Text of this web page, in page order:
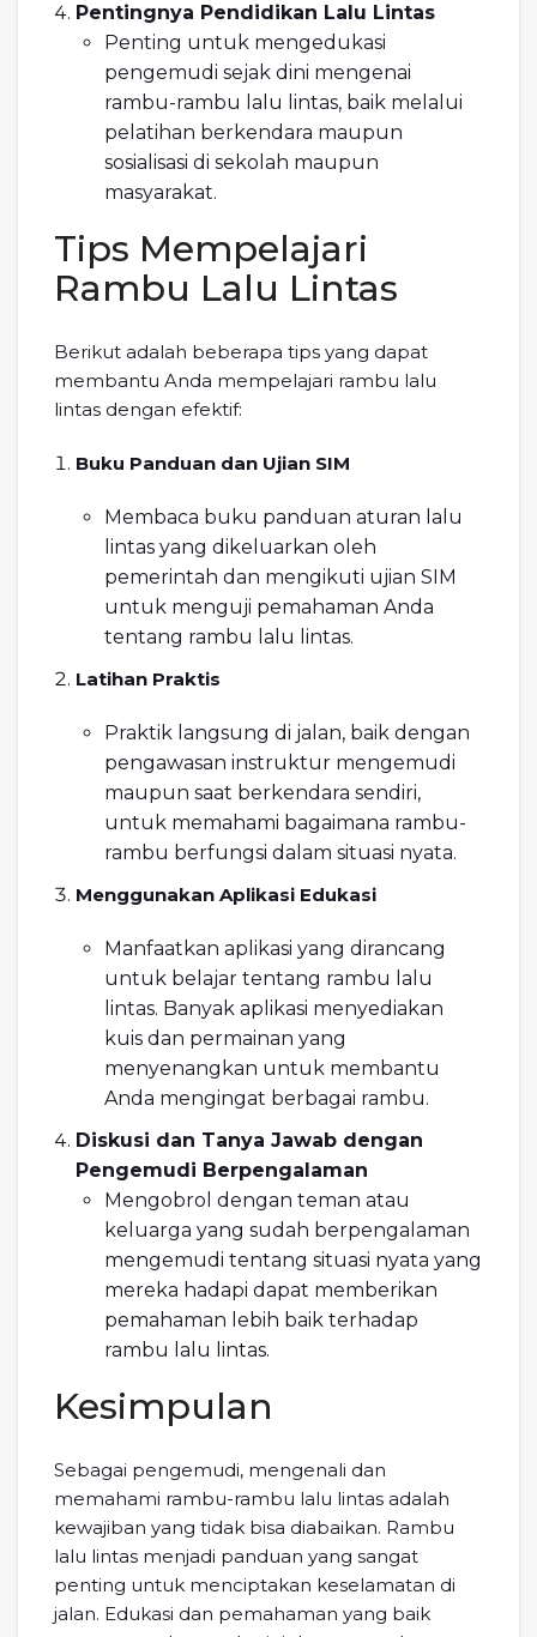
Pentingnya Pendidikan Lalu Lintas
Penting untuk mengedukasi
pengemudi sejak dini mengenai
rambu-rambu lalu lintas, baik melalui
pelatihan berkendara maupun
sosialisasi di sekolah maupun
masyarakat.
Tips Mempelajari
Rambu Lalu Lintas
Berikut adalah beberapa tips yang dapat
membantu Anda mempelajari rambu lalu
lintas dengan efektif:
Buku Panduan dan Ujian SIM
Membaca buku panduan aturan lalu
lintas yang dikeluarkan oleh
pemerintah dan mengikuti ujian SIM
untuk menguji pemahaman Anda
tentang rambu lalu lintas.
Latihan Praktis
Praktik langsung di jalan, baik dengan
pengawasan instruktur mengemudi
maupun saat berkendara sendiri,
untuk memahami bagaimana rambu-
rambu berfungsi dalam situasi nyata.
Menggunakan Aplikasi Edukasi
Manfaatkan aplikasi yang dirancang
untuk belajar tentang rambu lalu
lintas. Banyak aplikasi menyediakan
kuis dan permainan yang
menyenangkan untuk membantu
Anda mengingat berbagai rambu.
Diskusi dan Tanya Jawab dengan
Pengemudi Berpengalaman
Mengobrol dengan teman atau
keluarga yang sudah berpengalaman
mengemudi tentang situasi nyata yang
mereka hadapi dapat memberikan
pemahaman lebih baik terhadap
rambu lalu lintas.
Kesimpulan
Sebagai pengemudi, mengenali dan
memahami rambu-rambu lalu lintas adalah
kewajiban yang tidak bisa diabaikan. Rambu
lalu lintas menjadi panduan yang sangat
penting untuk menciptakan keselamatan di
jalan. Edukasi dan pemahaman yang baik